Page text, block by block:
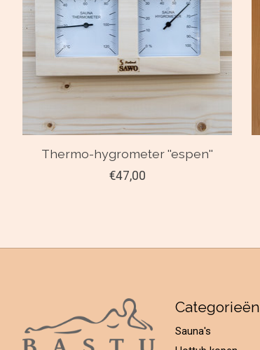
Thermo-hygrometer ''espen''
€47,00
Categorieën
Sauna's